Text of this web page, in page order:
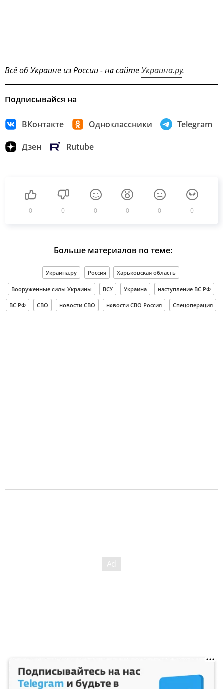
Всё об Украине из России - на сайтеУкраина.ру.
Подписывайся на
ВКонтакте Одноклассники Telegram
Дзен Rutube
0 0 0 0 0 0
Больше материалов по теме:
Украина.ру Россия Харьковская область
Вооруженные силы Украины ВСУ Украина наступление ВС РФ
ВС РФ СВО новости СВО новости СВО Россия Спецоперация